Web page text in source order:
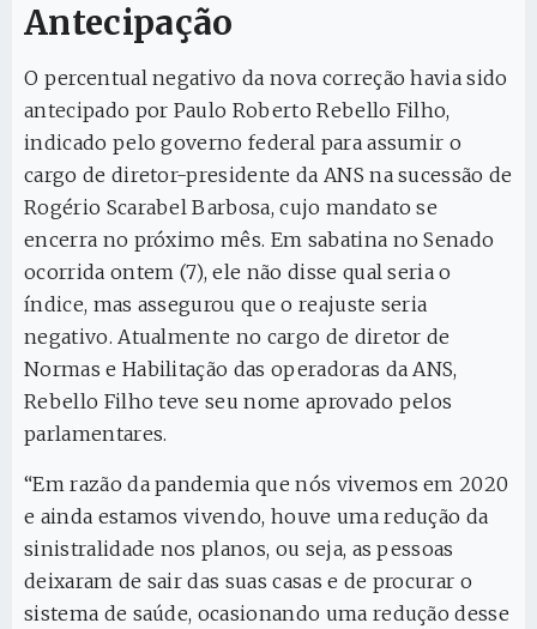
Antecipação
O percentual negativo da nova correção havia sido
antecipado por Paulo Roberto Rebello Filho,
indicado pelo governo federal para assumir o
cargo de diretor-presidente da ANS na sucessão de
Rogério Scarabel Barbosa, cujo mandato se
encerra no próximo mês. Em sabatina no Senado
ocorrida ontem (7), ele não disse qual seria o
índice, mas assegurou que o reajuste seria
negativo. Atualmente no cargo de diretor de
Normas e Habilitação das operadoras da ANS,
Rebello Filho teve seu nome aprovado pelos
parlamentares.
“Em razão da pandemia que nós vivemos em 2020
e ainda estamos vivendo, houve uma redução da
sinistralidade nos planos, ou seja, as pessoas
deixaram de sair das suas casas e de procurar o
sistema de saúde, ocasionando uma redução desse